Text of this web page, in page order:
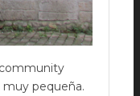
pequeña.